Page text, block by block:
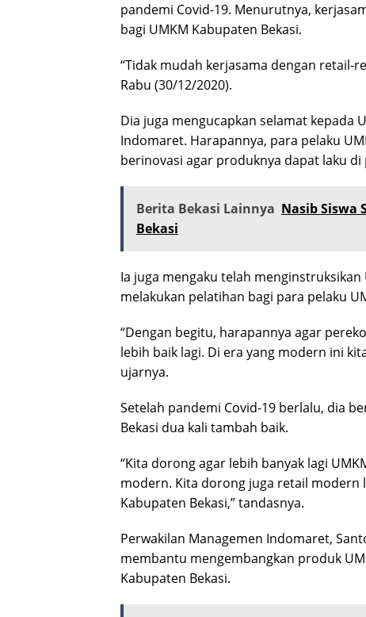
pandemi Covid-19. Menurutnya,
bagi UMKM Kabupaten Bekasi.
“Tidak mudah kerjasama dengan retail-
Rabu (30/12/2020).
Dia juga mengucapkan selamat kepada
Indomaret. Harapannya, para pelaku
berinovasi agar produknya dapat laku di
Berita Bekasi Lainnya Nasib Siswa
Bekasi
Ia juga mengaku telah
melakukan pelatihan bagi para pelaku
“Dengan begitu, harapannya agar
lebih baik lagi. Di era yang modern ini
ujarnya.
Setelah pandemi Covid-19 berlalu, dia
Bekasi dua kali tambah baik.
“Kita dorong agar lebih banyak lagi
modern. Kita dorong juga retail modern
Kabupaten Bekasi,” tandasnya.
Perwakilan Managemen Indomaret,
membantu mengembangkan produk
Kabupaten Bekasi.